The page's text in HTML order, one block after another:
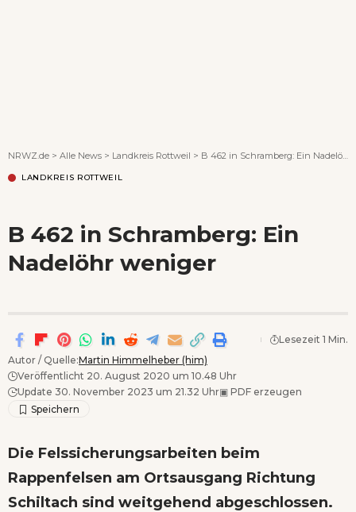
NRWZ.de > Alle News > Landkreis Rottweil > B 462 in Schramberg: Ein Nadelöhr weniger
LANDKREIS ROTTWEIL
B 462 in Schramberg: Ein
Nadelöhr weniger
Autor / Quelle:Martin Himmelheber (him)
Veröffentlicht 20. August 2020 um 10.48 Uhr
Update 30. November 2023 um 21.32 Uhr▣ PDF erzeugen
Lesezeit 1 Min.
Die Felssicherungsarbeiten beim
Rappenfelsen am Ortsausgang Richtung
Schiltach sind weitgehend abgeschlossen.